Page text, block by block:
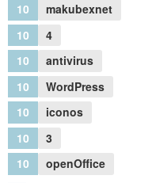
10
makubexnet
10
4
10
antivirus
10
WordPress
10
iconos
10
3
10
openOffice